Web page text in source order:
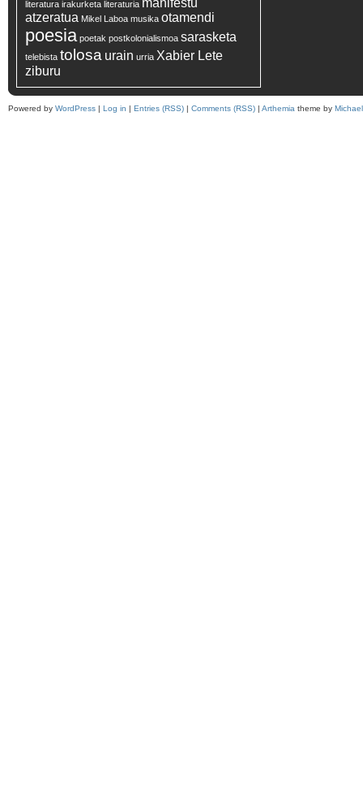
literatura irakurketa literaturia manifestu
atzeratua Mikel Laboa musika otamendi
poesia poetak postkolonialismoa sarasketa
telebista tolosa urain urria Xabier Lete
ziburu
Powered by WordPress | Log in | Entries (RSS) | Comments (RSS) | Arthemia theme by